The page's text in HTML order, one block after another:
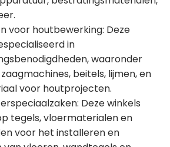
voor houtbewerking: Deze
in
waaronder
beitels, lijmen, en
voor houtprojecten.
Deze winkels
tegels, vloermaterialen en
voor het installeren en